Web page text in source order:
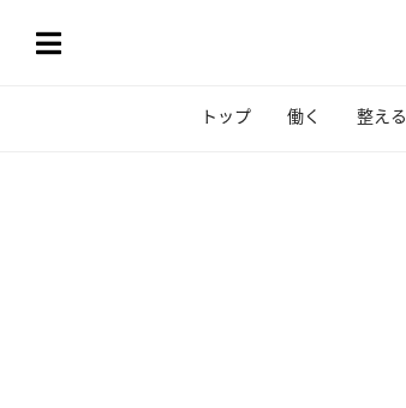
トップ 働く 整える